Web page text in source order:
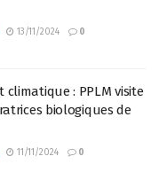
13/11/2024 0
: PPLM visite
biologiques de
11/11/2024 0